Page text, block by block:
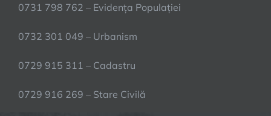
0731 798 762 – Evidența Populației
0732 301 049 – Urbanism
0729 915 311 – Cadastru
0729 916 269 – Stare Civilă